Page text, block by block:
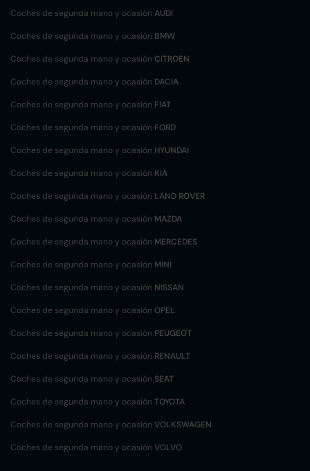
Coches de segunda mano y ocasión AUDI
Coches de segunda mano y ocasión BMW
Coches de segunda mano y ocasión CITROEN
Coches de segunda mano y ocasión DACIA
Coches de segunda mano y ocasión FIAT
Coches de segunda mano y ocasión FORD
Coches de segunda mano y ocasión HYUNDAI
Coches de segunda mano y ocasión KIA
Coches de segunda mano y ocasión LAND ROVER
Coches de segunda mano y ocasión MAZDA
Coches de segunda mano y ocasión MERCEDES
Coches de segunda mano y ocasión MINI
Coches de segunda mano y ocasión NISSAN
Coches de segunda mano y ocasión OPEL
Coches de segunda mano y ocasión PEUGEOT
Coches de segunda mano y ocasión RENAULT
Coches de segunda mano y ocasión SEAT
Coches de segunda mano y ocasión TOYOTA
Coches de segunda mano y ocasión VOLKSWAGEN
Coches de segunda mano y ocasión VOLVO